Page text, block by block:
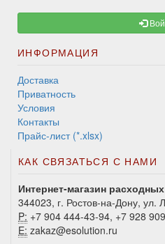
ИНФОРМАЦИЯ
Доставка
Приватность
Условия
Контакты
Прайс-лист (*.xlsx)
КАК СВЯЗАТЬСЯ С НАМИ
Интернет-магазин
344023, г. Ростов-на-Дону, ул.
P: +7 904 444-43-94, +7 928
E: zakaz@esolution.ru